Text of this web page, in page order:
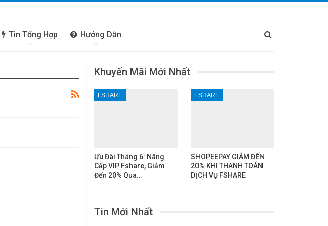
Tin Tổng Hợp Hướng Dẫn
Khuyến Mãi Mới Nhất
FSHARE
Ưu Đãi Tháng 6: Nâng
Cấp VIP Fshare, Giảm
Đến 20% Qua…
FSHARE
SHOPEEPAY GIẢM ĐẾN
20% KHI THANH TOÁN
DỊCH VỤ FSHARE
Tin Mới Nhất